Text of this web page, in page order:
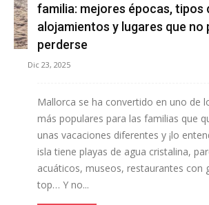
familia: mejores épocas, tipos
alojamientos y lugares que no
perderse
Dic 23, 2025
Mallorca se ha convertido en uno de
más populares para las familias que
unas vacaciones diferentes y ¡lo
isla tiene playas de agua cristalina,
acuáticos, museos, restaurantes con
top… Y no...